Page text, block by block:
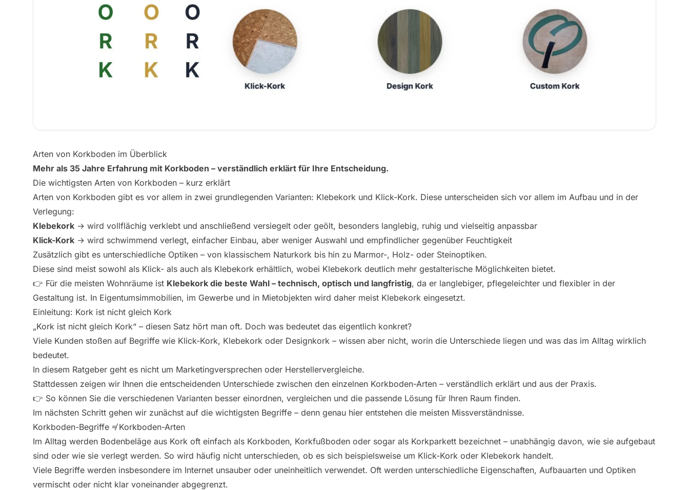
Arten von Korkboden im Überblick
Mehr als 35 Jahre Erfahrung mit Korkboden – verständlich erklärt für Ihre Entscheidung.
Die wichtigsten Arten von Korkboden – kurz erklärt
Arten von Korkboden gibt es vor allem in zwei grundlegenden Varianten: Klebekork und Klick-Kork. Diese unterscheiden sich vor allem im Aufbau und in der
Verlegung:
Klebekork → wird vollflächig verklebt und anschließend versiegelt oder geölt, besonders langlebig, ruhig und vielseitig anpassbar
Klick-Kork → wird schwimmend verlegt, einfacher Einbau, aber weniger Auswahl und empfindlicher gegenüber Feuchtigkeit
Zusätzlich gibt es unterschiedliche Optiken – von klassischem Naturkork bis hin zu Marmor-, Holz- oder Steinoptiken.
Diese sind meist sowohl als Klick- als auch als Klebekork erhältlich, wobei Klebekork deutlich mehr gestalterische Möglichkeiten bietet.
👉 Für die meisten Wohnräume ist Klebekork die beste Wahl – technisch, optisch und langfristig, da er langlebiger, pflegeleichter und flexibler in der
Gestaltung ist. In Eigentumsimmobilien, im Gewerbe und in Mietobjekten wird daher meist Klebekork eingesetzt.
Einleitung: Kork ist nicht gleich Kork
„Kork ist nicht gleich Kork“ – diesen Satz hört man oft. Doch was bedeutet das eigentlich konkret?
Viele Kunden stoßen auf Begriffe wie Klick-Kork, Klebekork oder Designkork – wissen aber nicht, worin die Unterschiede liegen und was das im Alltag wirklich
bedeutet.
In diesem Ratgeber geht es nicht um Marketingversprechen oder Herstellervergleiche.
Stattdessen zeigen wir Ihnen die entscheidenden Unterschiede zwischen den einzelnen Korkboden-Arten – verständlich erklärt und aus der Praxis.
👉 So können Sie die verschiedenen Varianten besser einordnen, vergleichen und die passende Lösung für Ihren Raum finden.
Im nächsten Schritt gehen wir zunächst auf die wichtigsten Begriffe – denn genau hier entstehen die meisten Missverständnisse.
Korkboden-Begriffe ≠ Korkboden-Arten
Im Alltag werden Bodenbeläge aus Kork oft einfach als Korkboden, Korkfußboden oder sogar als Korkparkett bezeichnet – unabhängig davon, wie sie aufgebaut
sind oder wie sie verlegt werden. So wird häufig nicht unterschieden, ob es sich beispielsweise um Klick-Kork oder Klebekork handelt.
Viele Begriffe werden insbesondere im Internet unsauber oder uneinheitlich verwendet. Oft werden unterschiedliche Eigenschaften, Aufbauarten und Optiken
vermischt oder nicht klar voneinander abgegrenzt.